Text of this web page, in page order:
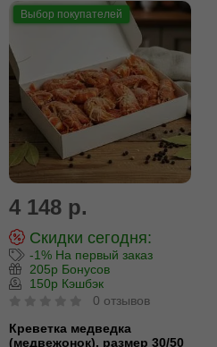
Выбор покупателей
4 148 р.
Скидки сегодня:
-1% На первый заказ
205р Бонусов
150р Кэшбэк
0 отзывов
Креветка медведка
(медвежонок), размер 30/50